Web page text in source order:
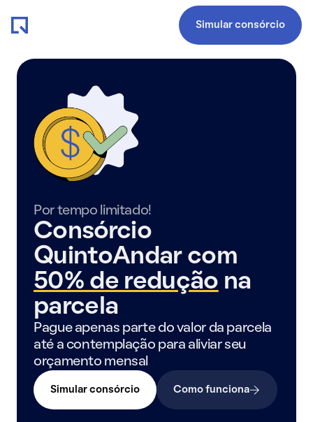
Simular consórcio
Por tempo limitado!
Consórcio
QuintoAndar com
50% de redução na
parcela
Pague apenas parte do valor da parcela
até a contemplação para aliviar seu
orçamento mensal
Simular consórcio Como funciona